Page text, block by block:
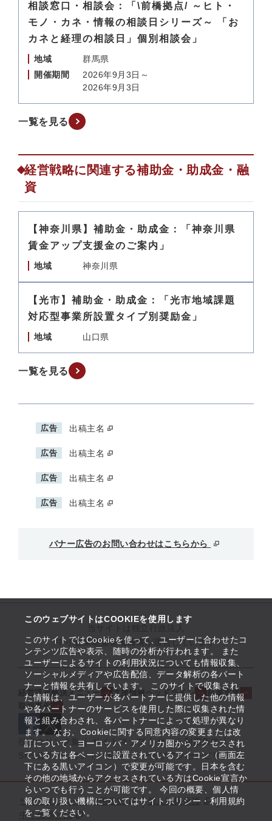
このウェブサイトはCOOKIEを使用します
このサイトではCookieを使って、ユーザーに合わせたコ
ンテンツ広告や表示、随時の分析が行われます。 また
ユーザーによるサイトの利用状況についても情報収集、
ソーシャルメディアや広告配信、データ解析の各パート
ナーと情報を共有しています。 このサイトで収集され
た情報は、ユーザーが各パートナーに提供した他の情報
や各パートナーのサービスを使用した際に収集された情
報と組み合わされ、各パートナーによって処理が異なり
ます。 なお、Cookieに関する同意内容の変更または改
訂について、ヨーロッパ・アメリカ圏からアクセスされ
ている方は各ページに設置されているアイコン（画面左
下にある黒いアイコン）で変更が可能です。日本を含む
その他の地域からアクセスされている方はCookie宣言か
らいつでも行うことが可能です。 今回の概要、個人情
報の取り扱い機構についてはサイトポリシー・利用規約
をご覧ください。
相談窓口・相談会：「\前橋拠点/ ～ヒト・
モノ・カネ・情報の相談日シリーズ～ 「お
カネと経理の相談日」個別相談会」
地域
群馬県
開催期間
2026年9月3日～
2026年9月3日
一覧を見る
経営戦略に関連する補助金・助成金・融
資
【神奈川県】補助金・助成金：「神奈川県
賃金アップ支援金のご案内」
地域 神奈川県
【光市】補助金・助成金：「光市地域課題
対応型事業所設置タイプ別奨励金」
地域 山口県
一覧を見る
広告 出稿主名
広告 出稿主名
広告 出稿主名
広告 出稿主名
バナー広告のお問い合わせはこちらから
中小企業基盤整備機構が運営しています
経営課題解決メニュー 支援情報ヘッドライン
起業支援
取組事例
役立つリンク集 サイトマップ
サイト利用条件
SNS公式アカウント一覧
ウェブアクセシビリティ
サイトポリシー・利用規約
個人情報保護
中小機構とは